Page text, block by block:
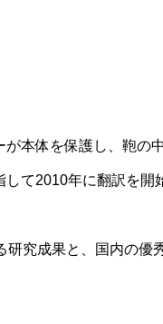
本体を保護し、鞄の
て2010年に翻訳を
究成果と、国内の優